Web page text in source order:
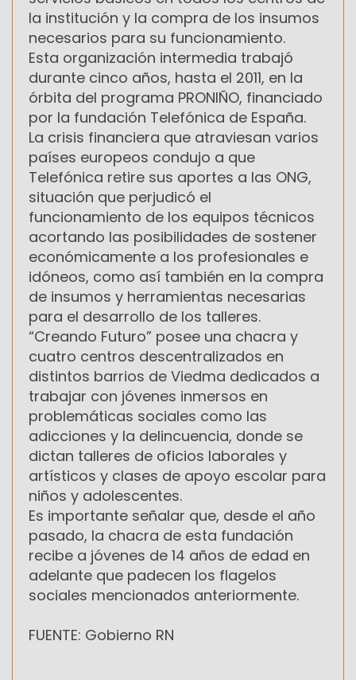
la institución y la compra de los insumos
necesarios para su funcionamiento.
Esta organización intermedia trabajó
durante cinco años, hasta el 2011, en la
órbita del programa PRONIÑO, financiado
por la fundación Telefónica de España.
La crisis financiera que atraviesan varios
países europeos condujo a que
Telefónica retire sus aportes a las ONG,
situación que perjudicó el
funcionamiento de los equipos técnicos
acortando las posibilidades de sostener
económicamente a los profesionales e
idóneos, como así también en la compra
de insumos y herramientas necesarias
para el desarrollo de los talleres.
“Creando Futuro” posee una chacra y
cuatro centros descentralizados en
distintos barrios de Viedma dedicados a
trabajar con jóvenes inmersos en
problemáticas sociales como las
adicciones y la delincuencia, donde se
dictan talleres de oficios laborales y
artísticos y clases de apoyo escolar para
niños y adolescentes.
Es importante señalar que, desde el año
pasado, la chacra de esta fundación
recibe a jóvenes de 14 años de edad en
adelante que padecen los flagelos
sociales mencionados anteriormente.
FUENTE: Gobierno RN